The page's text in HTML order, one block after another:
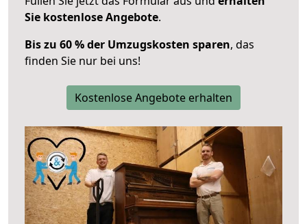
Sie kostenlose Angebote.
Bis zu 60 % der Umzugskosten sparen, das
finden Sie nur bei uns!
Kostenlose Angebote erhalten